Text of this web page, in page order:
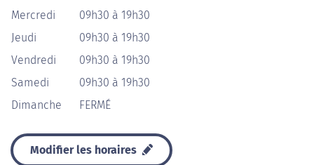
Mercredi
09h30 à 19h30
Jeudi
09h30 à 19h30
Vendredi
09h30 à 19h30
Samedi
09h30 à 19h30
Dimanche
FERMÉ
Modifier les horaires